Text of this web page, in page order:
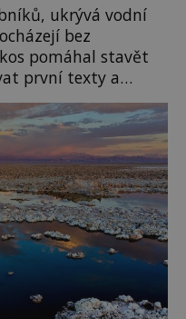
ukrývá vodní
bez
pomáhal stavět
první texty a
skromná, ale
už tisíce let.
obyčejnou kulisu
podívat […]